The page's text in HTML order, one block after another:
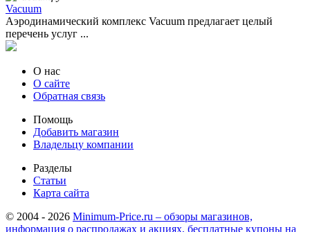
Vacuum
Аэродинамический комплекс Vacuum предлагает целый
перечень услуг ...
О нас
О сайте
Обратная связь
Помощь
Добавить магазин
Владельцу компании
Разделы
Статьи
Карта сайта
© 2004 - 2026 Minimum-Price.ru – обзоры магазинов,
информация о распродажах и акциях, бесплатные купоны на